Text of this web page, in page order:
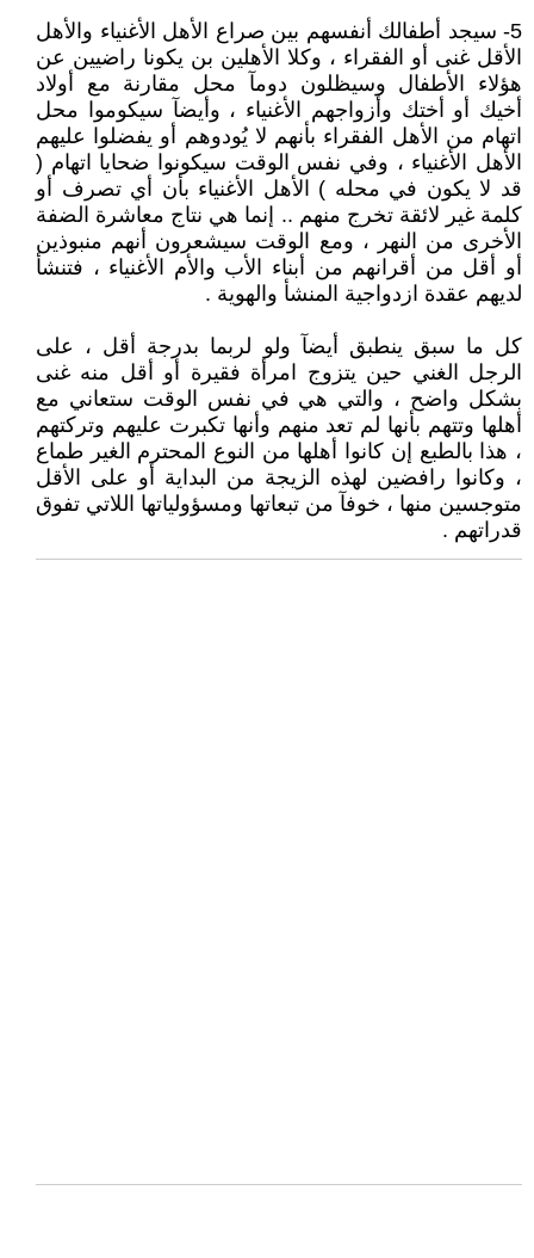
5- سيجد أطفالك أنفسهم بين صراع الأهل الأغنياء والأهل
الأقل غنى أو الفقراء ، وكلا الأهلين بن يكونا راضيين عن
هؤلاء الأطفال وسيظلون دومآ محل مقارنة مع أولاد
أخيك أو أختك وأزواجهم الأغنياء ، وأيضآ سيكوموا محل
اتهام من الأهل الفقراء بأنهم لا يُودوهم أو يفضلوا عليهم
الأهل الأغنياء ، وفي نفس الوقت سيكونوا ضحايا اتهام (
قد لا يكون في محله ) الأهل الأغنياء بأن أي تصرف أو
كلمة غير لائقة تخرج منهم .. إنما هي نتاج معاشرة الضفة
الأخرى من النهر ، ومع الوقت سيشعرون أنهم منبوذين
أو أقل من أقرانهم من أبناء الأب والأم الأغنياء ، فتنشأ
لديهم عقدة ازدواجية المنشأ والهوية .
كل ما سبق ينطبق أيضآ ولو لربما بدرجة أقل ، على
الرجل الغني حين يتزوج امرأة فقيرة أو أقل منه غنى
بشكل واضح ، والتي هي في نفس الوقت ستعاني مع
أهلها وتتهم بأنها لم تعد منهم وأنها تكبرت عليهم وتركتهم
، هذا بالطبع إن كانوا أهلها من النوع المحترم الغير طماع
، وكانوا رافضين لهذه الزيجة من البداية أو على الأقل
متوجسين منها ، خوفآ من تبعاتها ومسؤولياتها اللاتي تفوق
قدراتهم .